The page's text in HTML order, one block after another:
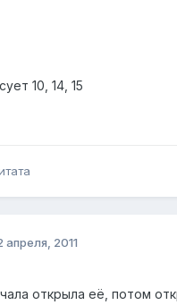
10, 14, 15
апреля, 2011
открыла её, потом